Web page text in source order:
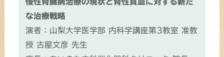
慢性腎臓病治療の現状と腎性貧血に対する新た
な治療戦略
演者：山梨大学医学部 内科学講座第3教室 准教
授 古屋文彦 先生